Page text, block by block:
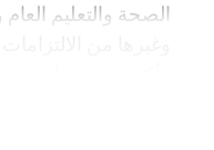
الصحة والتعليم
وأكد تحقيق زيادة